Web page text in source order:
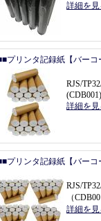
詳細を
プリンタ記録紙【バー
RJS/
(CDB001)
詳細を
プリンタ記録紙【バー
RJS/
（
詳細を